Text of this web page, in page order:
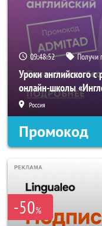
09:48:51 Получи
Уроки английского
онлайн-школы
Россия
Промокод
-50%